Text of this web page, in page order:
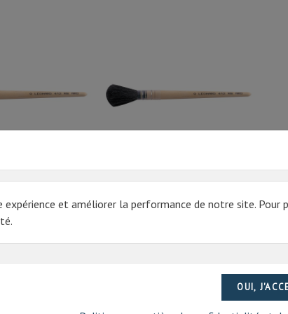
et améliorer la performance de notre site. Pour
12.55€ HT